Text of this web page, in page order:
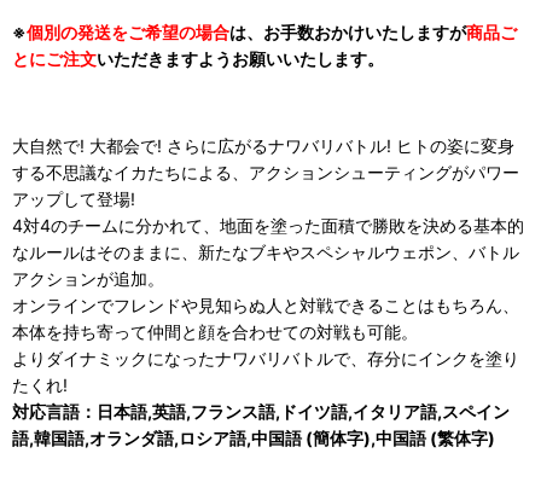
※個別の発送をご希望の場合は、お手数おかけいたしますが商品ご
とにご注文いただきますようお願いいたします。
大自然で! 大都会で! さらに広がるナワバリバトル! ヒトの姿に変身
する不思議なイカたちによる、アクションシューティングがパワー
アップして登場!
4対4のチームに分かれて、地面を塗った面積で勝敗を決める基本的
なルールはそのままに、新たなブキやスペシャルウェポン、バトル
アクションが追加。
オンラインでフレンドや見知らぬ人と対戦できることはもちろん、
本体を持ち寄って仲間と顔を合わせての対戦も可能。
よりダイナミックになったナワバリバトルで、存分にインクを塗り
たくれ!
対応言語：日本語,英語,フランス語,ドイツ語,イタリア語,スペイン
語,韓国語,オランダ語,ロシア語,中国語 (簡体字),中国語 (繁体字)